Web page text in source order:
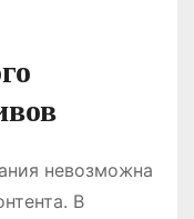
невозможна
В